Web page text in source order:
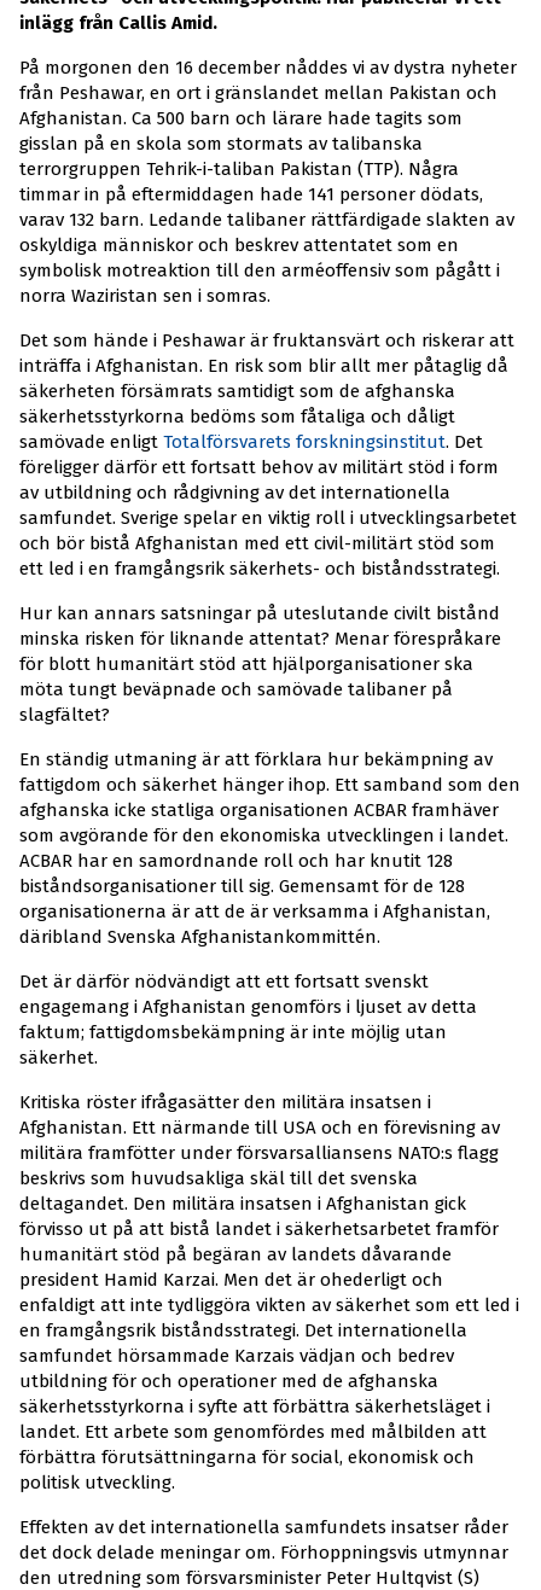
inlägg från Callis Amid.
På morgonen den 16 december nåddes vi av dystra nyheter
från Peshawar, en ort i gränslandet mellan Pakistan och
Afghanistan. Ca 500 barn och lärare hade tagits som
gisslan på en skola som stormats av talibanska
terrorgruppen Tehrik-i-taliban Pakistan (TTP). Några
timmar in på eftermiddagen hade 141 personer dödats,
varav 132 barn. Ledande talibaner rättfärdigade slakten av
oskyldiga människor och beskrev attentatet som en
symbolisk motreaktion till den arméoffensiv som pågått i
norra Waziristan sen i somras.
Det som hände i Peshawar är fruktansvärt och riskerar att
inträffa i Afghanistan. En risk som blir allt mer påtaglig då
säkerheten försämrats samtidigt som de afghanska
säkerhetsstyrkorna bedöms som fåtaliga och dåligt
samövade enligt Totalförsvarets forskningsinstitut. Det
föreligger därför ett fortsatt behov av militärt stöd i form
av utbildning och rådgivning av det internationella
samfundet. Sverige spelar en viktig roll i utvecklingsarbetet
och bör bistå Afghanistan med ett civil-militärt stöd som
ett led i en framgångsrik säkerhets- och biståndsstrategi.
Hur kan annars satsningar på uteslutande civilt bistånd
minska risken för liknande attentat? Menar förespråkare
för blott humanitärt stöd att hjälporganisationer ska
möta tungt beväpnade och samövade talibaner på
slagfältet?
En ständig utmaning är att förklara hur bekämpning av
fattigdom och säkerhet hänger ihop. Ett samband som den
afghanska icke statliga organisationen ACBAR framhäver
som avgörande för den ekonomiska utvecklingen i landet.
ACBAR har en samordnande roll och har knutit 128
biståndsorganisationer till sig. Gemensamt för de 128
organisationerna är att de är verksamma i Afghanistan,
däribland Svenska Afghanistankommittén.
Det är därför nödvändigt att ett fortsatt svenskt
engagemang i Afghanistan genomförs i ljuset av detta
faktum; fattigdomsbekämpning är inte möjlig utan
säkerhet.
Kritiska röster ifrågasätter den militära insatsen i
Afghanistan. Ett närmande till USA och en förevisning av
militära framfötter under försvarsalliansens NATO:s flagg
beskrivs som huvudsakliga skäl till det svenska
deltagandet. Den militära insatsen i Afghanistan gick
förvisso ut på att bistå landet i säkerhetsarbetet framför
humanitärt stöd på begäran av landets dåvarande
president Hamid Karzai. Men det är ohederligt och
enfaldigt att inte tydliggöra vikten av säkerhet som ett led i
en framgångsrik biståndsstrategi. Det internationella
samfundet hörsammade Karzais vädjan och bedrev
utbildning för och operationer med de afghanska
säkerhetsstyrkorna i syfte att förbättra säkerhetsläget i
landet. Ett arbete som genomfördes med målbilden att
förbättra förutsättningarna för social, ekonomisk och
politisk utveckling.
Effekten av det internationella samfundets insatser råder
det dock delade meningar om. Förhoppningsvis utmynnar
den utredning som försvarsminister Peter Hultqvist (S)